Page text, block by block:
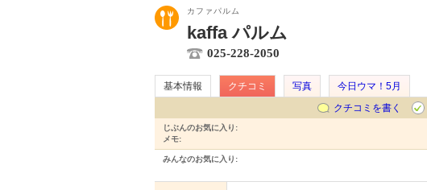
カファパルム
kaffa パルム
025-228-2050
基本情報 クチコミ 写真
今日ウマ！5月
クチコミを書く
じぶんのお気に入り:
メモ:
みんなのお気に入り: